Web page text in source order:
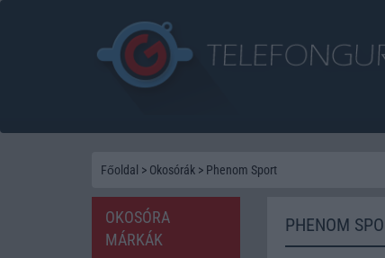
Főoldal > Okosórák > Phenom Sport
PHENOM
OKOSÓRA
MÁRKÁK